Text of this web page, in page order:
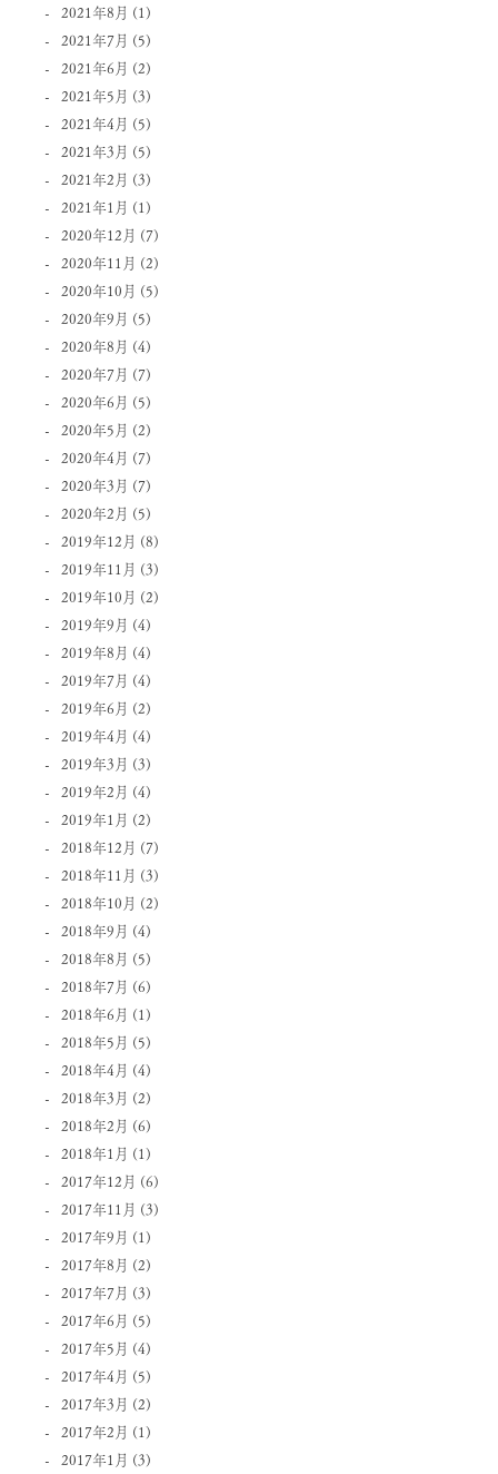
2021年8月 (1)
2021年7月 (5)
2021年6月 (2)
2021年5月 (3)
2021年4月 (5)
2021年3月 (5)
2021年2月 (3)
2021年1月 (1)
2020年12月 (7)
2020年11月 (2)
2020年10月 (5)
2020年9月 (5)
2020年8月 (4)
2020年7月 (7)
2020年6月 (5)
2020年5月 (2)
2020年4月 (7)
2020年3月 (7)
2020年2月 (5)
2019年12月 (8)
2019年11月 (3)
2019年10月 (2)
2019年9月 (4)
2019年8月 (4)
2019年7月 (4)
2019年6月 (2)
2019年4月 (4)
2019年3月 (3)
2019年2月 (4)
2019年1月 (2)
2018年12月 (7)
2018年11月 (3)
2018年10月 (2)
2018年9月 (4)
2018年8月 (5)
2018年7月 (6)
2018年6月 (1)
2018年5月 (5)
2018年4月 (4)
2018年3月 (2)
2018年2月 (6)
2018年1月 (1)
2017年12月 (6)
2017年11月 (3)
2017年9月 (1)
2017年8月 (2)
2017年7月 (3)
2017年6月 (5)
2017年5月 (4)
2017年4月 (5)
2017年3月 (2)
2017年2月 (1)
2017年1月 (3)